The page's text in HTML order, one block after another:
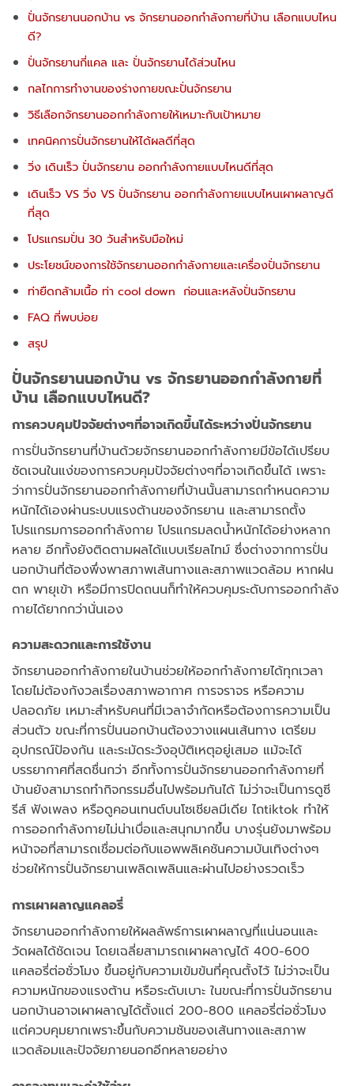
ปั่นจักรยานนอกบ้าน vs จักรยานออกกำลังกายที่บ้าน เลือกแบบไหน
ดี?
ปั่นจักรยานกี่แคล และ ปั่นจักรยานได้ส่วนไหน
กลไกการทำงานของร่างกายขณะปั่นจักรยาน
วิธีเลือกจักรยานออกกำลังกายให้เหมาะกับเป้าหมาย
เทคนิคการปั่นจักรยานให้ได้ผลดีที่สุด
วิ่ง เดินเร็ว ปั่นจักรยาน ออกกำลังกายแบบไหนดีที่สุด
เดินเร็ว VS วิ่ง VS ปั่นจักรยาน ออกกำลังกายแบบไหนเผาผลาญดี
ที่สุด
โปรแกรมปั่น 30 วันสำหรับมือใหม่
ประโยชน์ของการใช้จักรยานออกกำลังกายและเครื่องปั่นจักรยาน
ท่ายืดกล้ามเนื้อ ท่า cool down ก่อนและหลังปั่นจักรยาน
FAQ ที่พบบ่อย
สรุป
ปั่นจักรยานนอกบ้าน vs จักรยานออกกำลังกายที่
บ้าน เลือกแบบไหนดี?
การควบคุมปัจจัยต่างๆที่อาจเกิดขึ้นได้ระหว่างปั่นจักรยาน
การปั่นจักรยานที่บ้านด้วยจักรยานออกกำลังกายมีข้อได้เปรียบ
ชัดเจนในแง่ของการควบคุมปัจจัยต่างๆที่อาจเกิดขึ้นได้ เพราะ
ว่าการปั่นจักรยานออกกำลังกายที่บ้านนั้นสามารถกำหนดความ
หนักได้เองผ่านระบบแรงต้านของจักรยาน และสามารถตั้ง
โปรแกรมการออกกำลังกาย โปรแกรมลดน้ำหนักได้อย่างหลาก
หลาย อีกทั้งยังติดตามผลได้แบบเรียลไทม์ ซึ่งต่างจากการปั่น
นอกบ้านที่ต้องพึ่งพาสภาพเส้นทางและสภาพแวดล้อม หากฝน
ตก พายุเข้า หรือมีการปิดถนนก็ทำให้ควบคุมระดับการออกกำลัง
กายได้ยากกว่านั่นเอง
ความสะดวกและการใช้งาน
จักรยานออกกำลังกายในบ้านช่วยให้ออกกำลังกายได้ทุกเวลา
โดยไม่ต้องกังวลเรื่องสภาพอากาศ การจราจร หรือความ
ปลอดภัย เหมาะสำหรับคนที่มีเวลาจำกัดหรือต้องการความเป็น
ส่วนตัว ขณะที่การปั่นนอกบ้านต้องวางแผนเส้นทาง เตรียม
อุปกรณ์ป้องกัน และระมัดระวังอุบัติเหตุอยู่เสมอ แม้จะได้
บรรยากาศที่สดชื่นกว่า อีกทั้งการปั่นจักรยานออกกำลังกายที่
บ้านยังสามารถทำกิจกรรมอื่นไปพร้อมกันได้ ไม่ว่าจะเป็นการดูซี
รีส์ ฟังเพลง หรือดูคอนเทนต์บนโซเชียลมีเดีย ไถtiktok ทำให้
การออกกำลังกายไม่น่าเบื่อและสนุกมากขึ้น บางรุ่นยังมาพร้อม
หน้าจอที่สามารถเชื่อมต่อกับแอพพลิเคชันความบันเทิงต่างๆ
ช่วยให้การปั่นจักรยานเพลิดเพลินและผ่านไปอย่างรวดเร็ว
การเผาผลาญแคลอรี่
จักรยานออกกำลังกายให้ผลลัพธ์การเผาผลาญที่แน่นอนและ
วัดผลได้ชัดเจน โดยเฉลี่ยสามารถเผาผลาญได้ 400-600
แคลอรี่ต่อชั่วโมง ขึ้นอยู่กับความเข้มข้นที่คุณตั้งไว้ ไม่ว่าจะเป็น
ความหนักของแรงต้าน หรือระดับเบาะ ในขณะที่การปั่นจักรยาน
นอกบ้านอาจเผาผลาญได้ตั้งแต่ 200-800 แคลอรี่ต่อชั่วโมง
แต่ควบคุมยากเพราะขึ้นกับความชันของเส้นทางและสภาพ
แวดล้อมและปัจจัยภายนอกอีกหลายอย่าง